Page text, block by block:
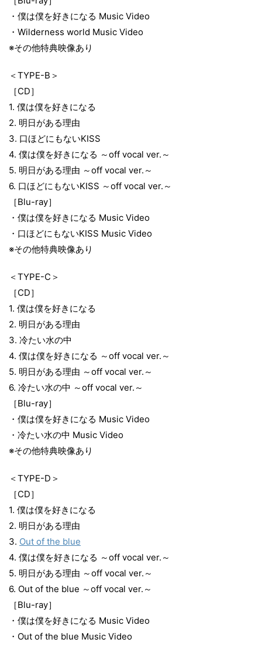
・僕は僕を好きになる Music Video
・Wilderness world Music Video
※その他特典映像あり
＜TYPE-B＞
［CD］
1. 僕は僕を好きになる
2. 明日がある理由
3. 口ほどにもないKISS
4. 僕は僕を好きになる ～off vocal ver.～
5. 明日がある理由 ～off vocal ver.～
6. 口ほどにもないKISS ～off vocal ver.～
［Blu-ray］
・僕は僕を好きになる Music Video
・口ほどにもないKISS Music Video
※その他特典映像あり
＜TYPE-C＞
［CD］
1. 僕は僕を好きになる
2. 明日がある理由
3. 冷たい水の中
4. 僕は僕を好きになる ～off vocal ver.～
5. 明日がある理由 ～off vocal ver.～
6. 冷たい水の中 ～off vocal ver.～
［Blu-ray］
・僕は僕を好きになる Music Video
・冷たい水の中 Music Video
※その他特典映像あり
＜TYPE-D＞
［CD］
1. 僕は僕を好きになる
2. 明日がある理由
3. Out of the blue
4. 僕は僕を好きになる ～off vocal ver.～
5. 明日がある理由 ～off vocal ver.～
6. Out of the blue ～off vocal ver.～
［Blu-ray］
・僕は僕を好きになる Music Video
・Out of the blue Music Video